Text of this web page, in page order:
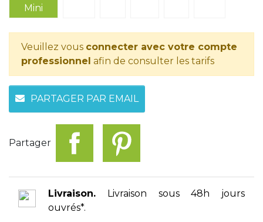
Mini
Veuillez vous connecter avec votre compte
professionnel afin de consulter les tarifs
PARTAGER PAR EMAIL
Partager
Livraison. Livraison sous 48h jours
ouvrés*.